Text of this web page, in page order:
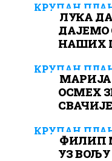
КРУПАН
ЛУКА
ДАЈЕМО
НАШИХ
КРУПАН
ОСМЕХ
КРУПАН
ФИЛИП
УЗ